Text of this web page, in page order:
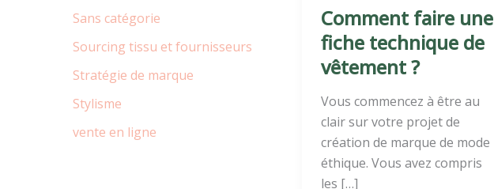
Sans catégorie
Sourcing tissu et fournisseurs
Stratégie de marque
Stylisme
vente en ligne
Comment faire une
fiche technique de
vêtement ?
Vous commencez à être au
clair sur votre projet de
création de marque de mode
éthique. Vous avez compris
les […]